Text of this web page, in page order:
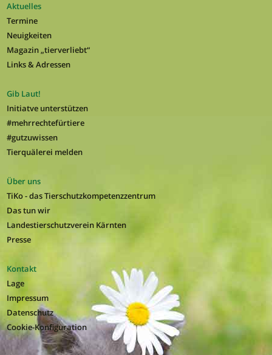
Aktuelles
Termine
Neuigkeiten
Magazin „tierverliebt“
Links & Adressen
Gib Laut!
Initiatve unterstützen
#mehrrechtefürtiere
#gutzuwissen
Tierquälerei melden
Über uns
TiKo - das Tierschutzkompetenzzentrum
Das tun wir
Landestierschutzverein Kärnten
Presse
Kontakt
Lage
Impressum
Datenschutz
Cookie-Konfiguration